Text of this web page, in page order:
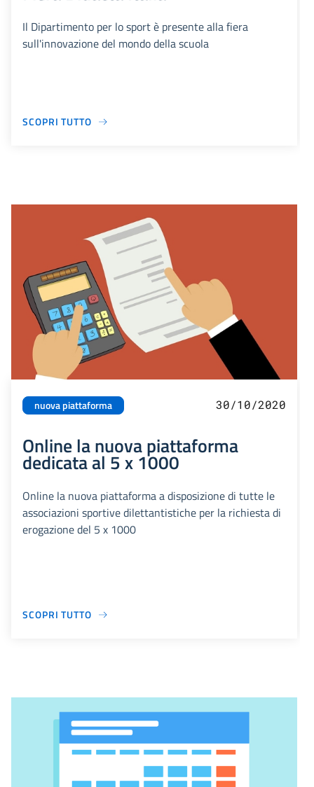
Il Dipartimento per lo sport è presente alla fiera
sull'innovazione del mondo della scuola
SCOPRI TUTTO
nuova piattaforma 30/10/2020
Online la nuova piattaforma
dedicata al 5 x 1000
Online la nuova piattaforma a disposizione di tutte le
associazioni sportive dilettantistiche per la richiesta di
erogazione del 5 x 1000
SCOPRI TUTTO